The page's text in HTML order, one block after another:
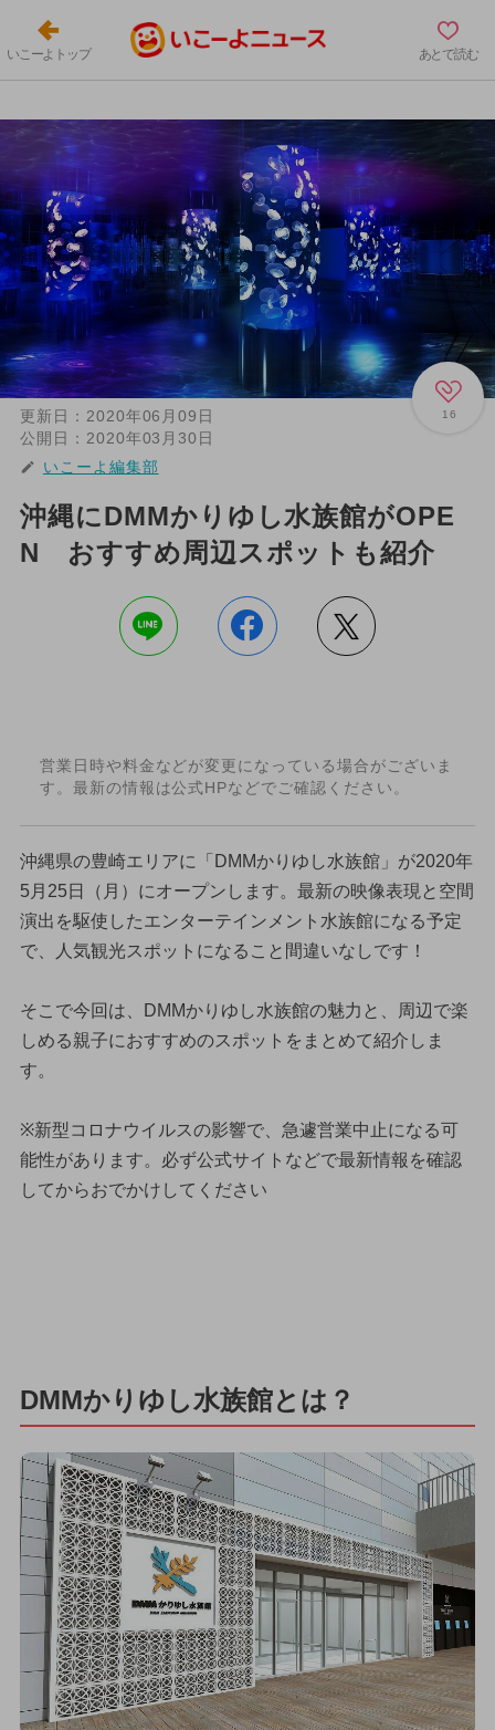
いこーよトップ あとで読む
16
更新日： 2020年06月09日
公開日： 2020年03月30日
いこーよ編集部
沖縄にDMMかりゆし水族館がOPE
N おすすめ周辺スポットも紹介
営業日時や料金などが変更になっている場合がございま
す。最新の情報は公式HPなどでご確認ください。
沖縄県の豊崎エリアに「DMMかりゆし水族館」が2020年
5月25日（月）にオープンします。最新の映像表現と空間
演出を駆使したエンターテインメント水族館になる予定
で、人気観光スポットになること間違いなしです！
そこで今回は、DMMかりゆし水族館の魅力と、周辺で楽
しめる親子におすすめのスポットをまとめて紹介しま
す。
※新型コロナウイルスの影響で、急遽営業中止になる可
能性があります。必ず公式サイトなどで最新情報を確認
してからおでかけしてください
DMMかりゆし水族館とは？